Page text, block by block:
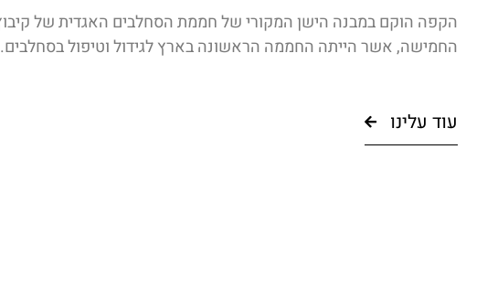
הקפה הוקם במבנה הישן המקורי של חממת הסחלבים האגדית של
החמישה, אשר הייתה החממה הראשונה בארץ לגידול וטיפול בסחלבים.
עוד עלינו